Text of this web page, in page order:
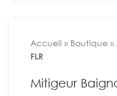
Accueil » Boutique »
FLR
Mitigeur